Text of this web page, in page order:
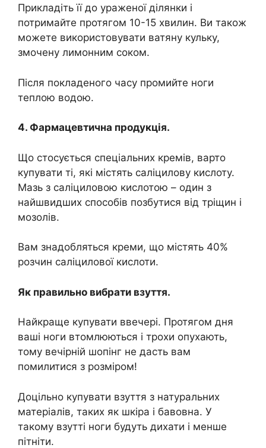
Прикладіть її до ураженої ділянки і
потримайте протягом 10-15 хвилин. Ви також
можете використовувати ватяну кульку,
змочену лимонним соком.
Після покладеного часу промийте ноги
теплою водою.
4. Фармацевтична продукція.
Що стосується спеціальних кремів, варто
купувати ті, які містять саліцилову кислоту.
Мазь з саліциловою кислотою – один з
найшвидших способів позбутися від тріщин і
мозолів.
Вам знадобляться креми, що містять 40%
розчин саліцилової кислоти.
Як правильно вибрати взуття.
Найкраще купувати ввечері. Протягом дня
ваші ноги втомлюються і трохи опухають,
тому вечірній шопінг не дасть вам
помилитися з розміром!
Доцільно купувати взуття з натуральних
матеріалів, таких як шкіра і бавовна. У
такому взутті ноги будуть дихати і менше
пітніти.